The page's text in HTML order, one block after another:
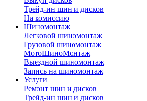
Трейд-ин шин и дисков
На комиссию
Шиномонтаж
Легковой шиномонтаж
Грузовой шиномонтаж
МотоШиноМонтаж
Выездной шиномонтаж
Запись на шиномонтаж
Услуги
Ремонт шин и дисков
Трейд-ин шин и дисков